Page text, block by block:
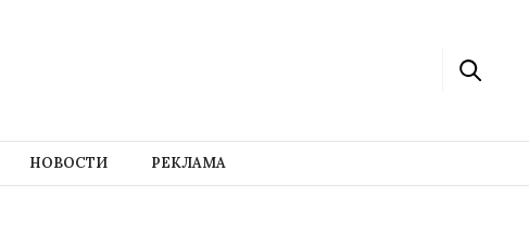
НОВОСТИ РЕКЛАМА